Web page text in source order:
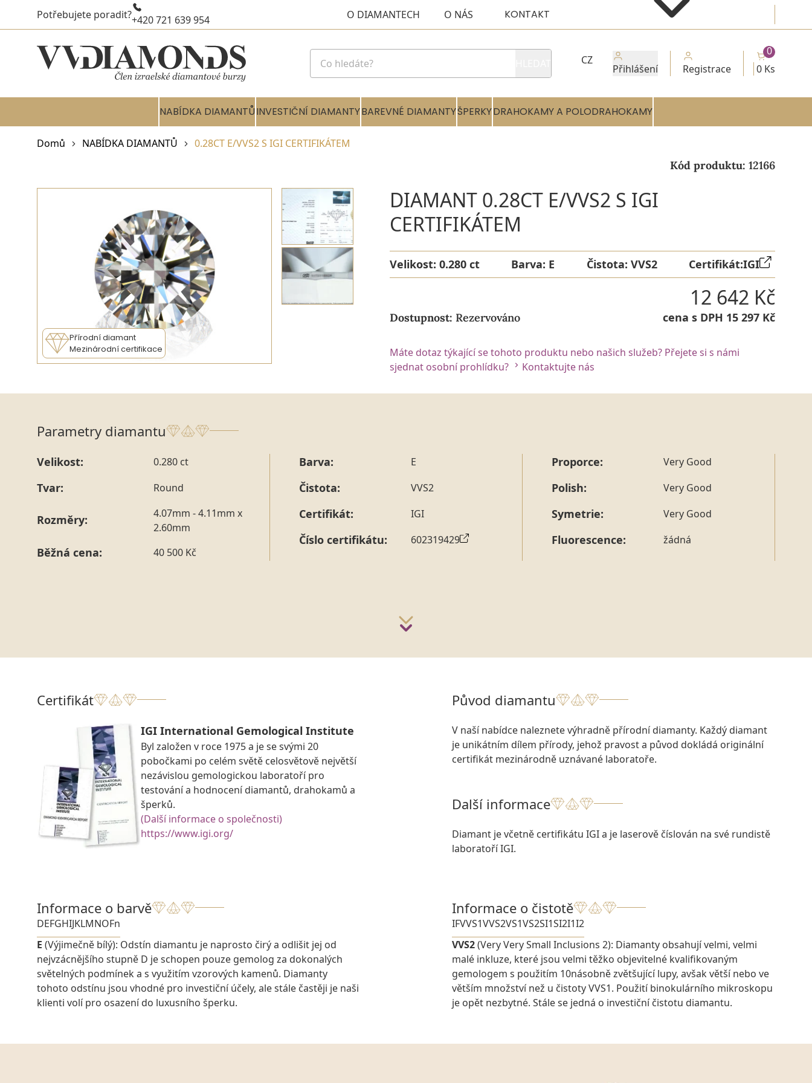
Potřebujete poradit?+420 721 639 954 O DIAMANTECH O NÁS KONTAKT
CZ
Přihlášení Registrace 0 Ks
0
NABÍDKA DIAMANTŮINVESTIČNÍ DIAMANTYBAREVNÉ DIAMANTYŠPERKYDRAHOKAMY A POLODRAHOKAMY
Domů NABÍDKA DIAMANTŮ 0.28CT E/VVS2 S IGI CERTIFIKÁTEM
Kód produktu: 12166
Přírodní diamant
Mezinárodní certifikace
DIAMANT 0.28CT E/VVS2 S IGI
CERTIFIKÁTEM
Velikost: 0.280 ct Barva: E Čistota: VVS2 Certifikát:IGI
Dostupnost: Rezervováno
12 642 Kč
cena s DPH 15 297 Kč
Máte dotaz týkající se tohoto produktu nebo našich služeb? Přejete si s námi
sjednat osobní prohlídku?
Kontaktujte nás
Parametry diamantu
Velikost: 0.280 ct
Tvar: Round
Rozměry:
4.07mm - 4.11mm x
2.60mm
Běžná cena: 40 500 Kč
Barva: E
Čistota: VVS2
Certifikát: IGI
Číslo certifikátu: 602319429
Proporce: Very Good
Polish: Very Good
Symetrie: Very Good
Fluorescence: žádná
Certifikát
IGI International Gemological Institute
Byl založen v roce 1975 a je se svými 20
pobočkami po celém světě celosvětově největší
nezávislou gemologickou laboratoří pro
testování a hodnocení diamantů, drahokamů a
šperků.
(Další informace o společnosti)
https://www.igi.org/
Původ diamantu
V naší nabídce naleznete výhradně přírodní diamanty. Každý diamant
je unikátním dílem přírody, jehož pravost a původ dokládá originální
certifikát mezinárodně uznávané laboratoře.
Další informace
Diamant je včetně certifikátu IGI a je laserově číslován na své rundistě
laboratoří IGI.
Informace o barvě
DEFGHIJKLMNOFn
E (Výjimečně bílý): Odstín diamantu je naprosto čirý a odlišit jej od
nejvzácnějšího stupně D je schopen pouze gemolog za dokonalých
světelných podmínek a s využitím vzorových kamenů. Diamanty
tohoto odstínu jsou vhodné pro investiční účely, ale stále častěji je naši
klienti volí pro osazení do luxusního šperku.
Informace o čistotě
IFVVS1VVS2VS1VS2SI1SI2I1I2
VVS2(Very Very Small Inclusions 2): Diamanty obsahují velmi, velmi
malé inkluze, které jsou velmi těžko objevitelné kvalifikovaným
gemologem s použitím 10násobně zvětšující lupy, avšak větší nebo ve
větším množství než u čistoty VVS1. Použití binokulárního mikroskopu
je opět nezbytné. Stále se jedná o investiční čistotu diamantu.